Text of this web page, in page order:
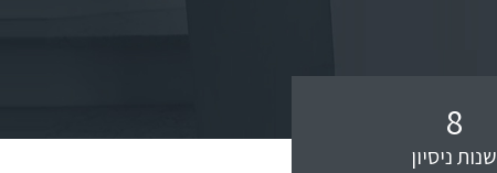
8
שנות ניסיון